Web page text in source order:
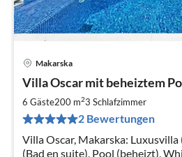
Makarska
Villa Oscar mit beheiztem
6 Gäste200 m23 Schlafzimmer
2 Bewertungen
Villa Oscar, Makarska: Luxusvilla
(Bad en suite), Pool (beheizt),